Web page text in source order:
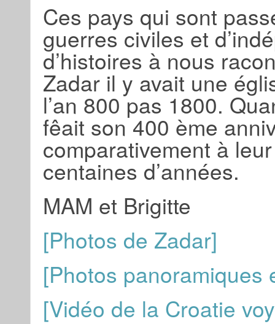
Ces pays qui sont
guerres civiles et
d’histoires à nous
Zadar il y avait une
l’an 800 pas 1800.
fêait son 400 ème
comparativement à
centaines d’années.
MAM et Brigitte
[Photos de Zadar]
[Photos panoramiques
[Vidéo de la Croatie